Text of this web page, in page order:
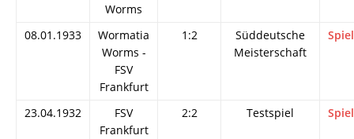
Worms
08.01.1933
Wormatia
Worms -
FSV
Frankfurt
1:2
Süddeutsche
Meisterschaft
23.04.1932
FSV
Frankfurt
2:2 Testspiel